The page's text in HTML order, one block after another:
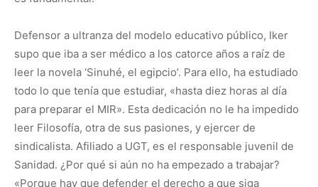
Defensor a ultranza del modelo educativo público, Iker
supo que iba a ser médico a los catorce años a raíz de
leer la novela ‘Sinuhé, el egipcio’. Para ello, ha estudiado
todo lo que tenía que estudiar, «hasta diez horas al día
para preparar el MIR». Esta dedicación no le ha impedido
leer Filosofía, otra de sus pasiones, y ejercer de
sindicalista. Afiliado a UGT, es el responsable juvenil de
Sanidad. ¿Por qué si aún no ha empezado a trabajar?
«Porque hay que defender el derecho a que siga